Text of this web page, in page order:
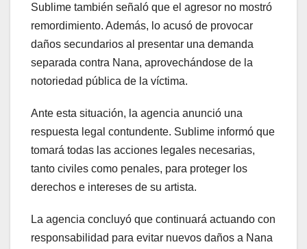
Sublime también señaló que el agresor no mostró
remordimiento. Además, lo acusó de provocar
daños secundarios al presentar una demanda
separada contra Nana, aprovechándose de la
notoriedad pública de la víctima.
Ante esta situación, la agencia anunció una
respuesta legal contundente. Sublime informó que
tomará todas las acciones legales necesarias,
tanto civiles como penales, para proteger los
derechos e intereses de su artista.
La agencia concluyó que continuará actuando con
responsabilidad para evitar nuevos daños a Nana